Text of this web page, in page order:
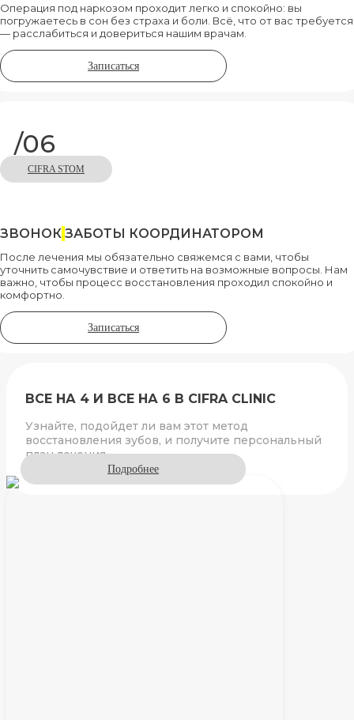
Операция под наркозом проходит легко и спокойно: вы
погружаетесь в сон без страха и боли. Всё, что от вас требуется
— расслабиться и довериться нашим врачам.
Записаться
/06
CIFRA STOM
ЗВОНОК ЗАБОТЫ КООРДИНАТОРОМ
После лечения мы обязательно свяжемся с вами, чтобы
уточнить самочувствие и ответить на возможные вопросы. Нам
важно, чтобы процесс восстановления проходил спокойно и
комфортно.
Записаться
ВСЕ НА 4 И ВСЕ НА 6 В CIFRA CLINIC
Узнайте, подойдет ли вам этот метод
восстановления зубов, и получите персональный
план лечения.
Подробнее